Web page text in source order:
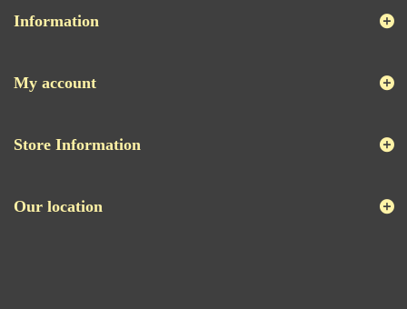
Information
My account
Store Information
Our location